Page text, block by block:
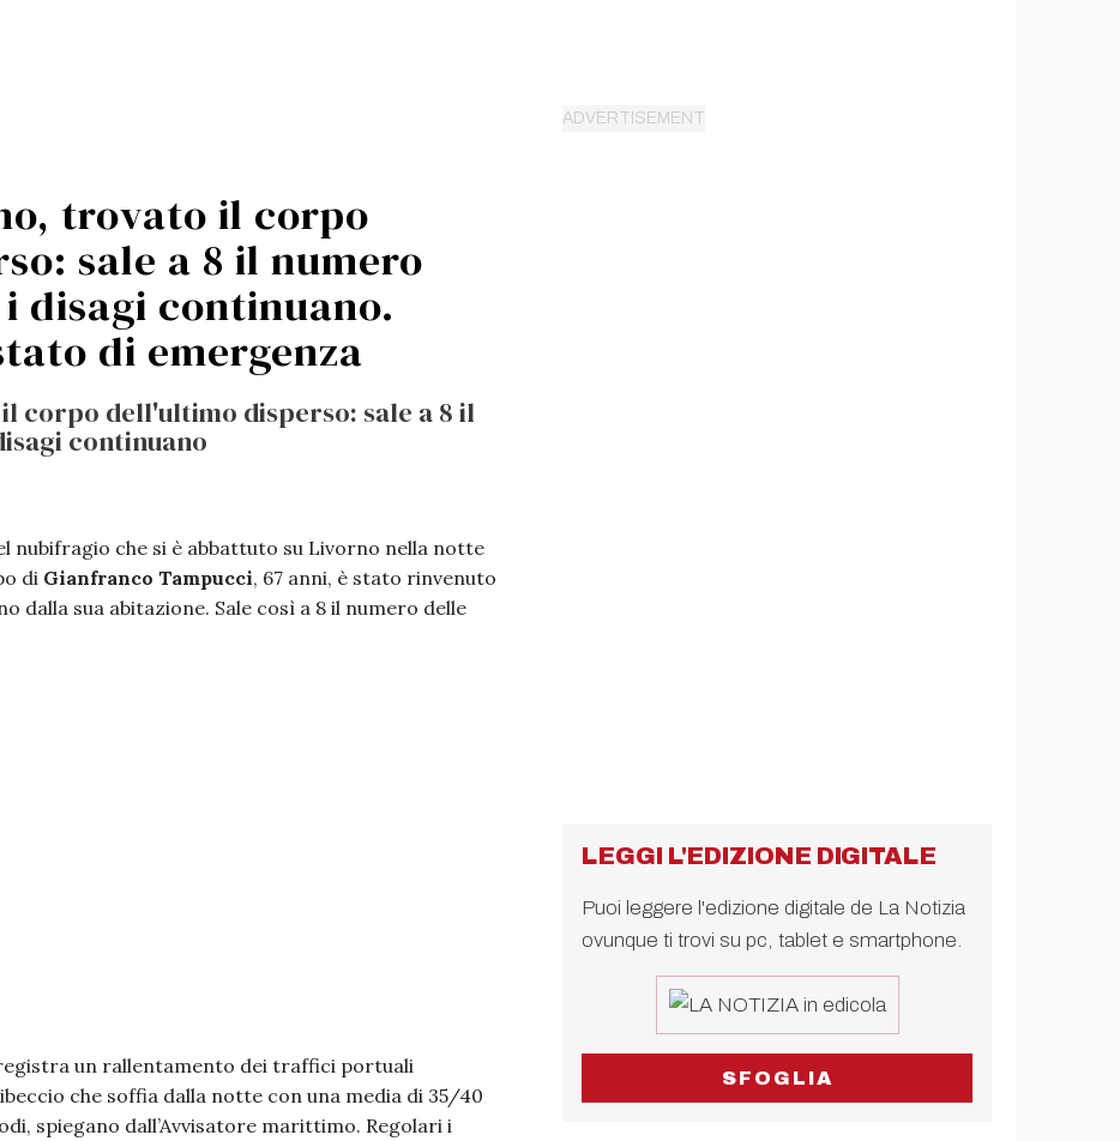
trovato il corpo
sale a 8 il numero
disagi continuano.
di emergenza
corpo dell'ultimo disperso: sale a 8 il
continuano
nubifragio che si è abbattuto su Livorno nella notte
di Gianfranco Tampucci, 67 anni, è stato rinvenuto
dalla sua abitazione. Sale così a 8 il numero delle
un rallentamento dei traffici portuali
che soffia dalla notte con una media di 35/40
spiegano dall’Avvisatore marittimo. Regolari i
LEGGI L'EDIZIONE DIGITALE
Puoi leggere l'edizione digitale de La Notizia
ovunque ti trovi su pc, tablet e smartphone.
SFOGLIA